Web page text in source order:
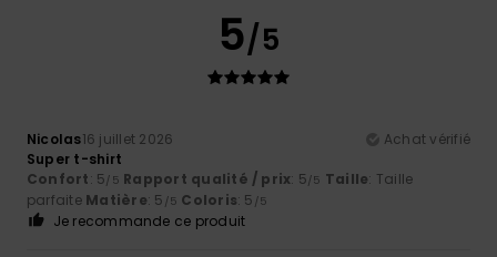
5/5
Nicolas16 juillet 2026
Achat vérifié
Super t-shirt
Confort: 5/5 Rapport qualité / prix: 5/5 Taille: Taille
parfaite Matière: 5 /5 Coloris: 5 /5
Je recommande ce produit